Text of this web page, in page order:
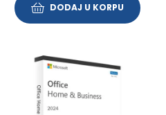
DODAJ U KORPU